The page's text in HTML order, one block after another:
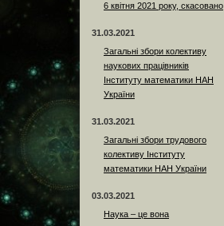
6 квітня 2021 року, скасовано
31.03.2021
Загальні збори колективу
наукових працівників
Інституту математики НАН
України
31.03.2021
Загальні збори трудового
колективу Інституту
математики НАН України
03.03.2021
Наука – це вона